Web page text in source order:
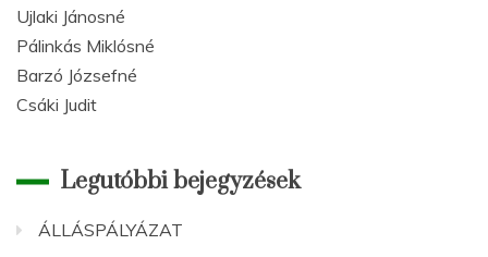
Ujlaki Jánosné
Pálinkás Miklósné
Barzó Józsefné
Csáki Judit
Legutóbbi bejegyzések
ÁLLÁSPÁLYÁZAT